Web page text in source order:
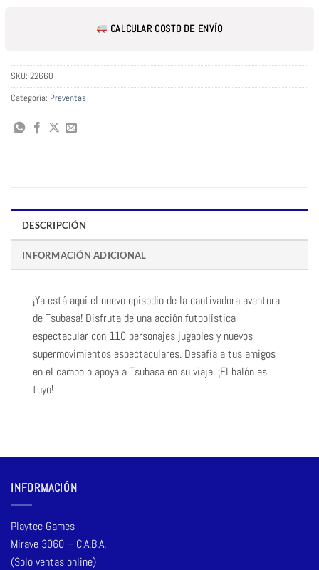
CALCULAR COSTO DE ENVÍO
SKU: 22660
Categoría: Preventas
DESCRIPCIÓN
INFORMACIÓN ADICIONAL
¡Ya está aquí el nuevo episodio de la cautivadora aventura
de Tsubasa! Disfruta de una acción futbolística
espectacular con 110 personajes jugables y nuevos
supermovimientos espectaculares. Desafía a tus amigos
en el campo o apoya a Tsubasa en su viaje. ¡El balón es
tuyo!
INFORMACIÓN
Playtec Games
Mirave 3060 – C.A.B.A.
(Solo ventas online)